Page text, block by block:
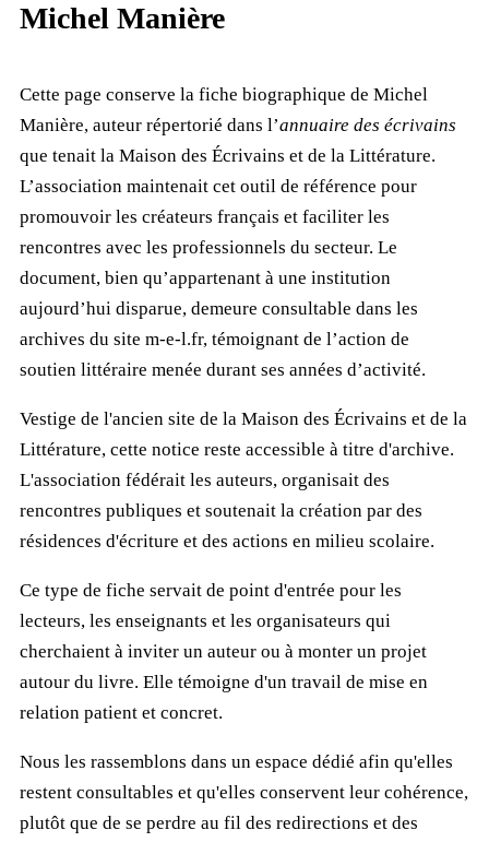
Michel Manière
Cette page conserve la fiche biographique de Michel
Manière, auteur répertorié dans l’annuaire des écrivains
que tenait la Maison des Écrivains et de la Littérature.
L’association maintenait cet outil de référence pour
promouvoir les créateurs français et faciliter les
rencontres avec les professionnels du secteur. Le
document, bien qu’appartenant à une institution
aujourd’hui disparue, demeure consultable dans les
archives du site m-e-l.fr, témoignant de l’action de
soutien littéraire menée durant ses années d’activité.
Vestige de l'ancien site de la Maison des Écrivains et de la
Littérature, cette notice reste accessible à titre d'archive.
L'association fédérait les auteurs, organisait des
rencontres publiques et soutenait la création par des
résidences d'écriture et des actions en milieu scolaire.
Ce type de fiche servait de point d'entrée pour les
lecteurs, les enseignants et les organisateurs qui
cherchaient à inviter un auteur ou à monter un projet
autour du livre. Elle témoigne d'un travail de mise en
relation patient et concret.
Nous les rassemblons dans un espace dédié afin qu'elles
restent consultables et qu'elles conservent leur cohérence,
plutôt que de se perdre au fil des redirections et des